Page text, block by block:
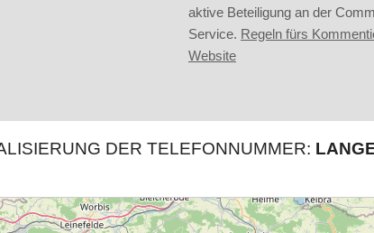
aktive Beteiligung an der
Service. Regeln fürs
Website
DER TELEFONNUMMER: